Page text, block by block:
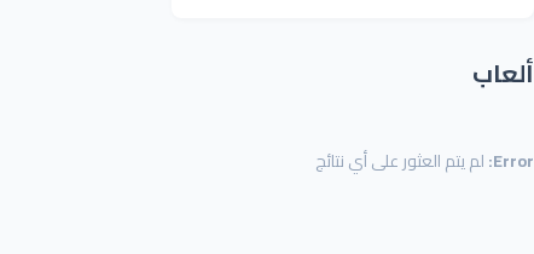
ألعاب
Error: لم يتم العثور على أي نتائج